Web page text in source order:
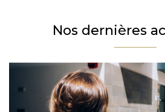
Nos dernières